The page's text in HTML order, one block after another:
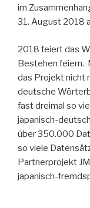
im
31. August 2018
2018 feiert das
Bestehen feiern.
das Projekt nicht
deutsche
fast dreimal so
japanisch-
über 350.000
so viele
Partnerprojekt
japanisch-